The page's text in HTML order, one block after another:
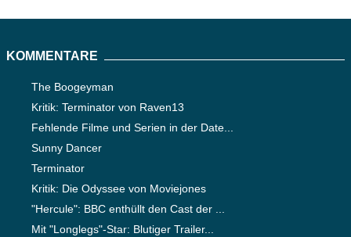
KOMMENTARE
The Boogeyman
Kritik: Terminator von Raven13
Fehlende Filme und Serien in der Date...
Sunny Dancer
Terminator
Kritik: Die Odyssee von Moviejones
"Hercule": BBC enthüllt den Cast der ...
Mit "Longlegs"-Star: Blutiger Trailer...